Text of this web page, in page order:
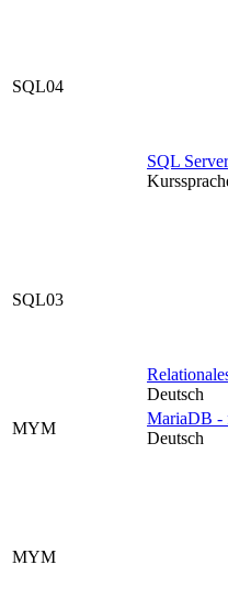
SQL04
SQL
SQL03
Deutsch
MYM
MariaDB -
Deutsch
MYM